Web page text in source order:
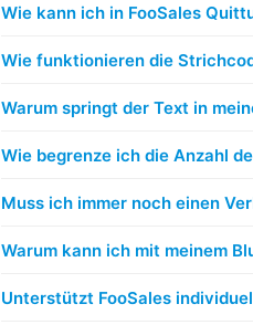
Wie kann ich in FooSales
Wie funktionieren die
Warum springt der Text in
Wie begrenze ich die Anzahl
Muss ich immer noch einen
Warum kann ich mit meinem
Unterstützt FooSales